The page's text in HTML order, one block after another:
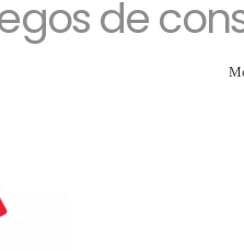
de